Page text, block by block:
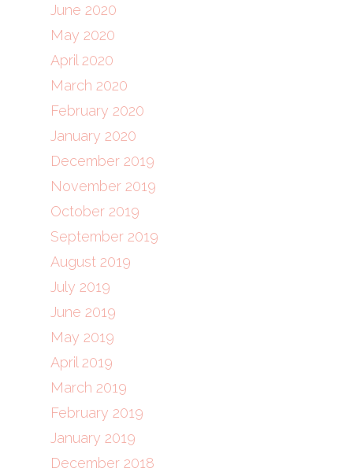
June 2020
May 2020
April 2020
March 2020
February 2020
January 2020
December 2019
November 2019
October 2019
September 2019
August 2019
July 2019
June 2019
May 2019
April 2019
March 2019
February 2019
January 2019
December 2018